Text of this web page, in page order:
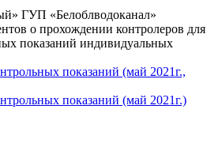
ГУП «Белоблводоканал»
о прохождении контролеров для
показаний индивидуальных
показаний (май 2021г.,
показаний (май 2021г.)